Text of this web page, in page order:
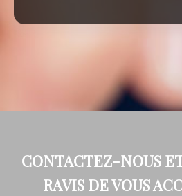
CONTACTEZ-NOUS
RAVIS DE VOUS